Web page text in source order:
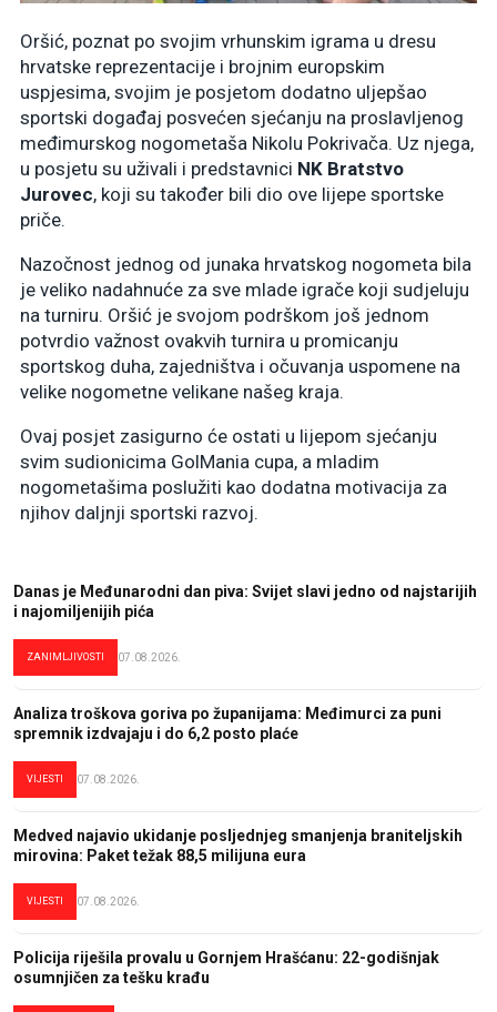
Oršić, poznat po svojim vrhunskim igrama u dresu
hrvatske reprezentacije i brojnim europskim
uspjesima, svojim je posjetom dodatno uljepšao
sportski događaj posvećen sjećanju na proslavljenog
međimurskog nogometaša Nikolu Pokrivača. Uz njega,
u posjetu su uživali i predstavnici NK Bratstvo
Jurovec, koji su također bili dio ove lijepe sportske
priče.
Nazočnost jednog od junaka hrvatskog nogometa bila
je veliko nadahnuće za sve mlade igrače koji sudjeluju
na turniru. Oršić je svojom podrškom još jednom
potvrdio važnost ovakvih turnira u promicanju
sportskog duha, zajedništva i očuvanja uspomene na
velike nogometne velikane našeg kraja.
Ovaj posjet zasigurno će ostati u lijepom sjećanju
svim sudionicima GolMania cupa, a mladim
nogometašima poslužiti kao dodatna motivacija za
njihov daljnji sportski razvoj.
Danas je Međunarodni dan piva: Svijet slavi jedno od najstarijih
i najomiljenijih pića
ZANIMLJIVOSTI 07.08.2026.
Analiza troškova goriva po županijama: Međimurci za puni
spremnik izdvajaju i do 6,2 posto plaće
VIJESTI 07.08.2026.
Medved najavio ukidanje posljednjeg smanjenja braniteljskih
mirovina: Paket težak 88,5 milijuna eura
VIJESTI 07.08.2026.
Policija riješila provalu u Gornjem Hrašćanu: 22-godišnjak
osumnjičen za tešku krađu